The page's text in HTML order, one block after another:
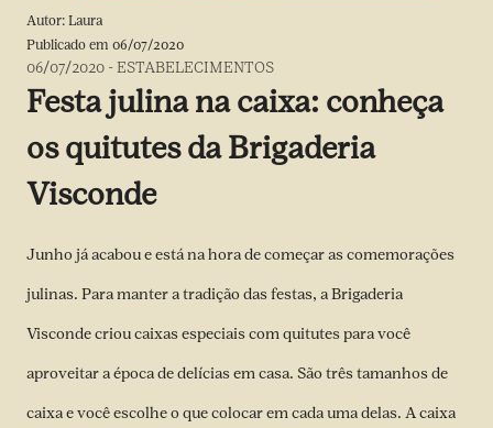
Autor: Laura
Publicado em 06/07/2020
06/07/2020 -ESTABELECIMENTOS
Festa julina na caixa: conheça
os quitutes da Brigaderia
Visconde
Junho já acabou e está na hora de começar as comemorações
julinas. Para manter a tradição das festas, a Brigaderia
Visconde criou caixas especiais com quitutes para você
aproveitar a época de delícias em casa. São três tamanhos de
caixa e você escolhe o que colocar em cada uma delas. A caixa